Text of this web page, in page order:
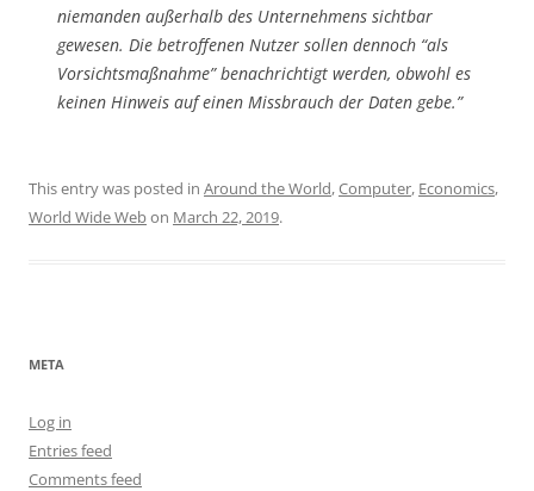
niemanden außerhalb des Unternehmens sichtbar
gewesen. Die betroffenen Nutzer sollen dennoch “als
Vorsichtsmaßnahme” benachrichtigt werden, obwohl es
keinen Hinweis auf einen Missbrauch der Daten gebe.”
This entry was posted in Around the World,Computer, Economics,
World Wide Webon March 22, 2019.
META
Log in
Entries feed
Comments feed